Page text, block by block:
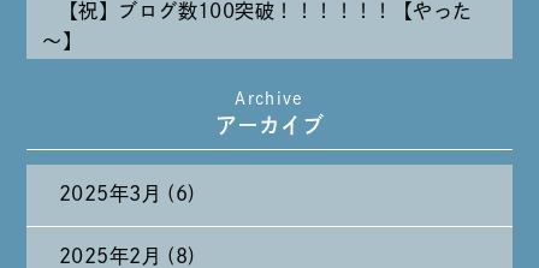
【祝】ブログ数100突破！！！！！！【やった
～】
たまには純喫茶なんて～～～
Archive
アーカイブ
2025年3月 (6)
2025年2月 (8)